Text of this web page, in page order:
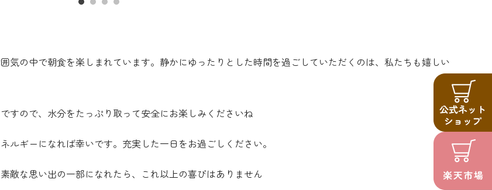
気の中で朝食を楽しまれています。静かにゆったりとした時間を過ごしていただくのは、私たちも嬉しい
すので、水分をたっぷり取って安全にお楽しみくださいね
ギーになれば幸いです。充実した一日をお過ごしください。
敵な思い出の一部になれたら、これ以上の喜びはありません